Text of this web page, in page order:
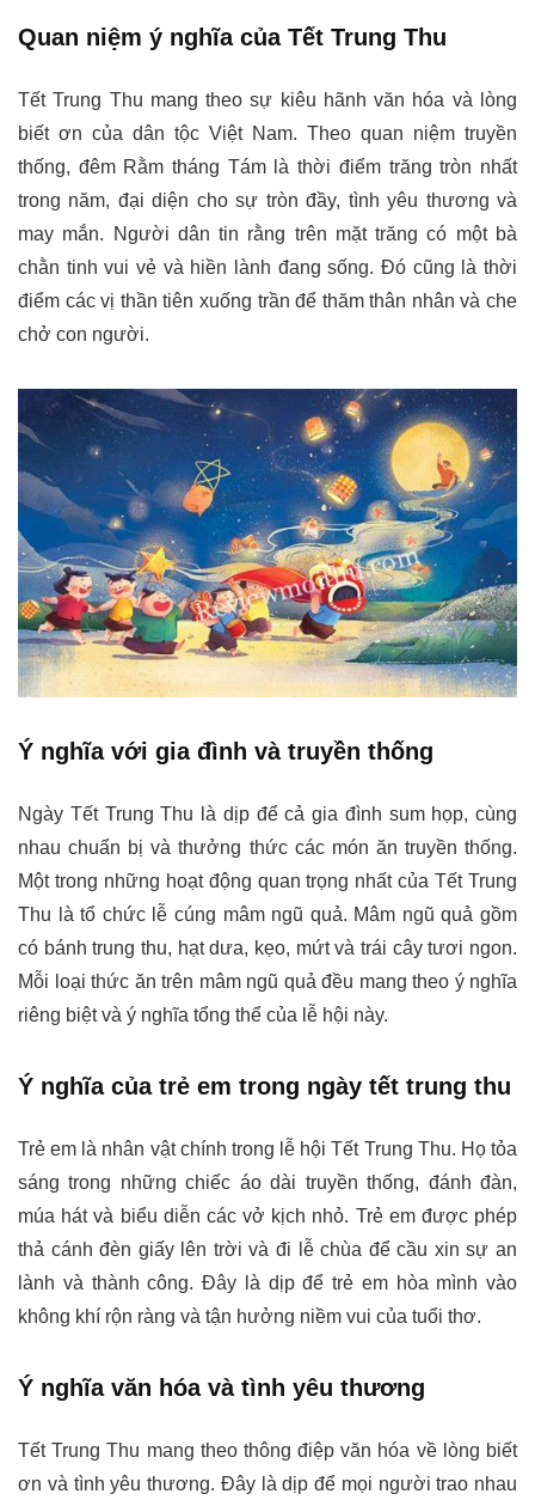
Quan niệm ý nghĩa của Tết Trung Thu
Tết Trung Thu mang theo sự kiêu hãnh văn hóa và lòng
biết ơn của dân tộc Việt Nam. Theo quan niệm truyền
thống, đêm Rằm tháng Tám là thời điểm trăng tròn nhất
trong năm, đại diện cho sự tròn đầy, tình yêu thương và
may mắn. Người dân tin rằng trên mặt trăng có một bà
chằn tinh vui vẻ và hiền lành đang sống. Đó cũng là thời
điểm các vị thần tiên xuống trần để thăm thân nhân và che
chở con người.
Ý nghĩa với gia đình và truyền thống
Ngày Tết Trung Thu là dịp để cả gia đình sum họp, cùng
nhau chuẩn bị và thưởng thức các món ăn truyền thống.
Một trong những hoạt động quan trọng nhất của Tết Trung
Thu là tổ chức lễ cúng mâm ngũ quả. Mâm ngũ quả gồm
có bánh trung thu, hạt dưa, kẹo, mứt và trái cây tươi ngon.
Mỗi loại thức ăn trên mâm ngũ quả đều mang theo ý nghĩa
riêng biệt và ý nghĩa tổng thể của lễ hội này.
Ý nghĩa của trẻ em trong ngày tết trung thu
Trẻ em là nhân vật chính trong lễ hội Tết Trung Thu. Họ tỏa
sáng trong những chiếc áo dài truyền thống, đánh đàn,
múa hát và biểu diễn các vở kịch nhỏ. Trẻ em được phép
thả cánh đèn giấy lên trời và đi lễ chùa để cầu xin sự an
lành và thành công. Đây là dịp để trẻ em hòa mình vào
không khí rộn ràng và tận hưởng niềm vui của tuổi thơ.
Ý nghĩa văn hóa và tình yêu thương
Tết Trung Thu mang theo thông điệp văn hóa về lòng biết
ơn và tình yêu thương. Đây là dịp để mọi người trao nhau